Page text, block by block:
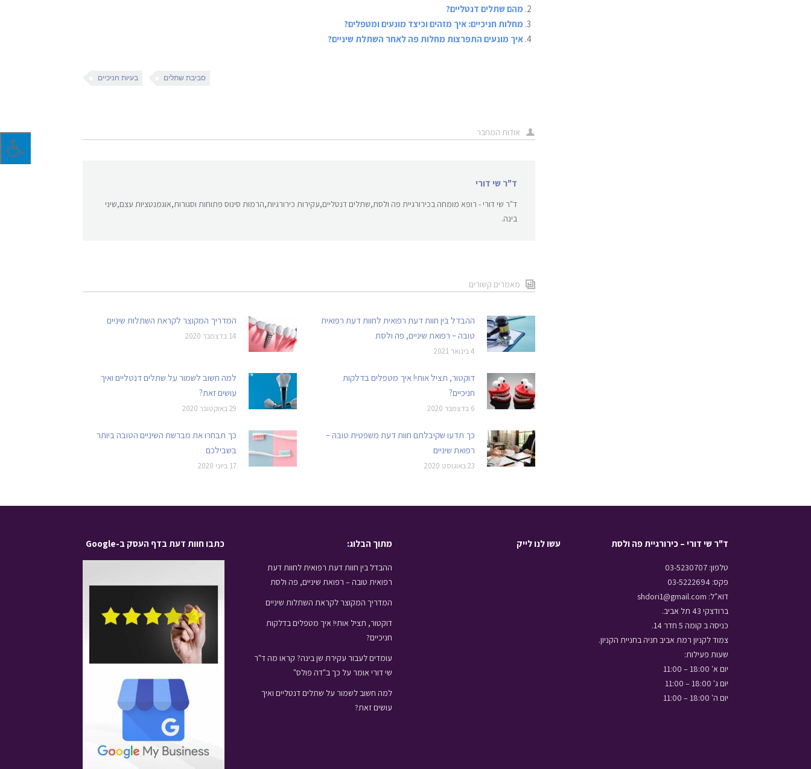
מהם שתלים דנטליים?
מחלות חניכיים: איך מזהים וכיצד מונעים ומטפלים?
איך מונעים התפרצות מחלות פה לאחר השתלת שיניים?
בעיות חניכיים סביבת שתלים
אודות המחבר
ד"ר שי דורי
ד"ר שי דורי - רופא מומחה בכירורגיית פה ולסת,שתלים דנטליים,עקירות כירורגיות,הרמות סינוס פתוחות וסגורות,אוגמנטציות עצם,שיני
בינה.
מאמרים קשורים
ההבדל בין חוות דעת רפואית לחוות דעת רפואית
טובה – רפואת שיניים, פה ולסת
4 בינואר 2021
המדריך המקוצר לקראת השתלות שיניים
14 בדצמבר 2020
דוקטור, תציל אותי! איך מטפלים בדלקות
חניכיים?
6 בדצמבר 2020
למה חשוב לשמור על שתלים דנטליים ואיך
עושים זאת?
29 באוקטובר 2020
כך תדעו שקיבלתם חוות דעת משפטית טובה –
רפואת שיניים
23 באוגוסט 2020
כך תבחרו את מברשת השיניים הטובה ביותר
בשבילכם
17 ביוני 2020
ד"ר שי דורי – כירורגיית פה ולסת
טלפון: 03-5230707
פקס: 03-5222694
דוא"ל: shdori1@gmail.com
ברודצקי 43 תל אביב.
כניסה ב קומה 5 חדר 14.
צמוד לקניון רמת אביב חניה בחניית הקניון.
שעות פעילות:
יום א' 18:00 – 11:00
יום ג' 18:00 – 11:00
יום ה' 18:00 – 11:00
עשו לנו לייק מתוך הבלוג:
ההבדל בין חוות דעת רפואית לחוות דעת
רפואית טובה – רפואת שיניים, פה ולסת
המדריך המקוצר לקראת השתלות שיניים
דוקטור, תציל אותי! איך מטפלים בדלקות
חניכיים?
עומדים לעבור עקירת שן בינה? קראו מה ד"ר
שי דורי אומר על כך ב"דה פולס"
למה חשוב לשמור על שתלים דנטליים ואיך
עושים זאת?
כתבו חוות דעת בדף העסק ב-Google